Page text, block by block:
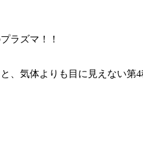
ラズマ！！
気体よりも目に見えない第4